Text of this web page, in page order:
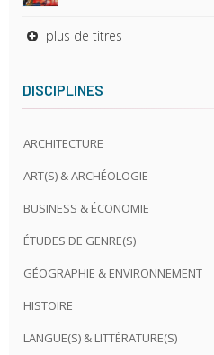
plus de titres
DISCIPLINES
ARCHITECTURE
ART(S) & ARCHÉOLOGIE
BUSINESS & ÉCONOMIE
ÉTUDES DE GENRE(S)
GÉOGRAPHIE & ENVIRONNEMENT
HISTOIRE
LANGUE(S) & LITTÉRATURE(S)